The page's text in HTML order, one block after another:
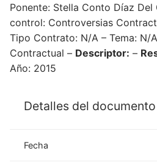
Ponente: Stella Conto Díaz
control: Controversias
Tipo Contrato: N/A – Tema: N/
Contractual – Descriptor: –
Año: 2015
Detalles del documento
Fecha